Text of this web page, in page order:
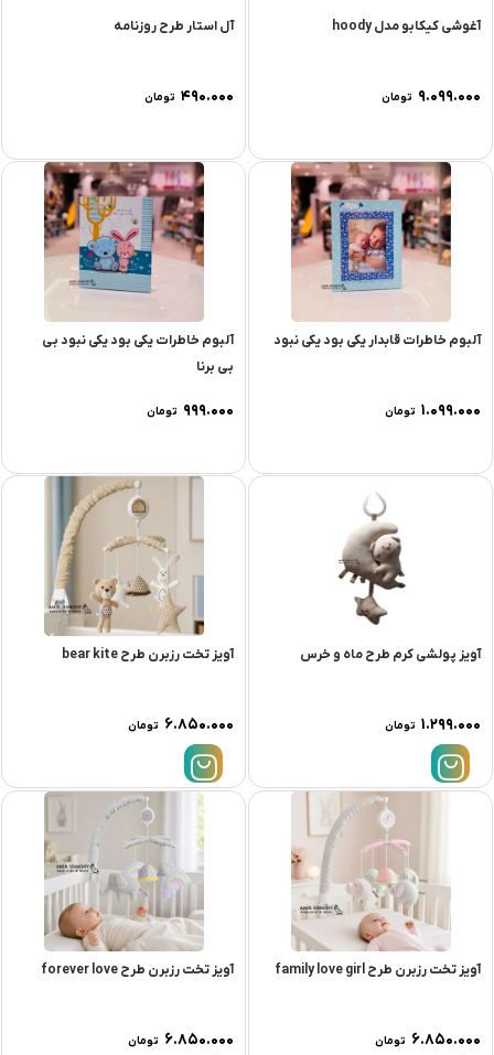
آغوشی کیکابو مدل hoody
۹.۰۹۹.۰۰۰ تومان
آل استار طرح روزنامه
۴۹۰.۰۰۰ تومان
آلبوم خاطرات قابدار یکی بود یکی نبود
۱.۰۹۹.۰۰۰ تومان
آلبوم خاطرات یکی بود یکی نبود بی
بی برنا
۹۹۹.۰۰۰ تومان
آویز پولشی کرم طرح ماه و خرس
۱.۲۹۹.۰۰۰ تومان
آویز تخت رزبرن طرح bear kite
۶.۸۵۰.۰۰۰ تومان
آویز تخت رزبرن طرح family love girl
۶.۸۵۰.۰۰۰ تومان
آویز تخت رزبرن طرح forever love
۶.۸۵۰.۰۰۰ تومان